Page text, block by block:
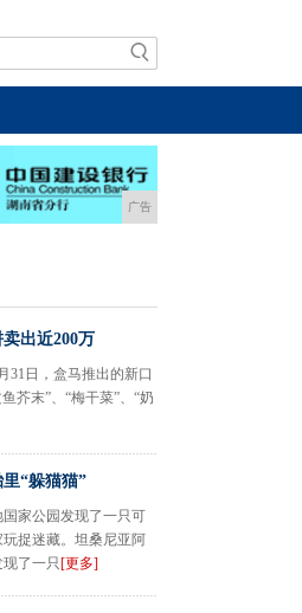
广告
出近200万
31日，盒马推出的新口
芥末”、“梅干菜”、“奶
“躲猫猫”
家公园发现了一只可
捉迷藏。坦桑尼亚阿
了一只 [更多]